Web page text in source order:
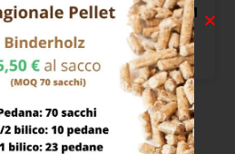
BARATTOLO CC 1450 CM
10×10 H 18,5 ONLINE
TESCOMA
18,00€